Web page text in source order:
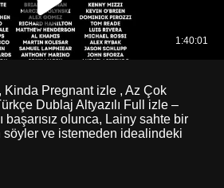
Pregnant izle , Az Çok
Dublaj Altyazılı Full izle –
başarısız olunca, Lainy sahte bir
söyler ve istemeden idealindeki